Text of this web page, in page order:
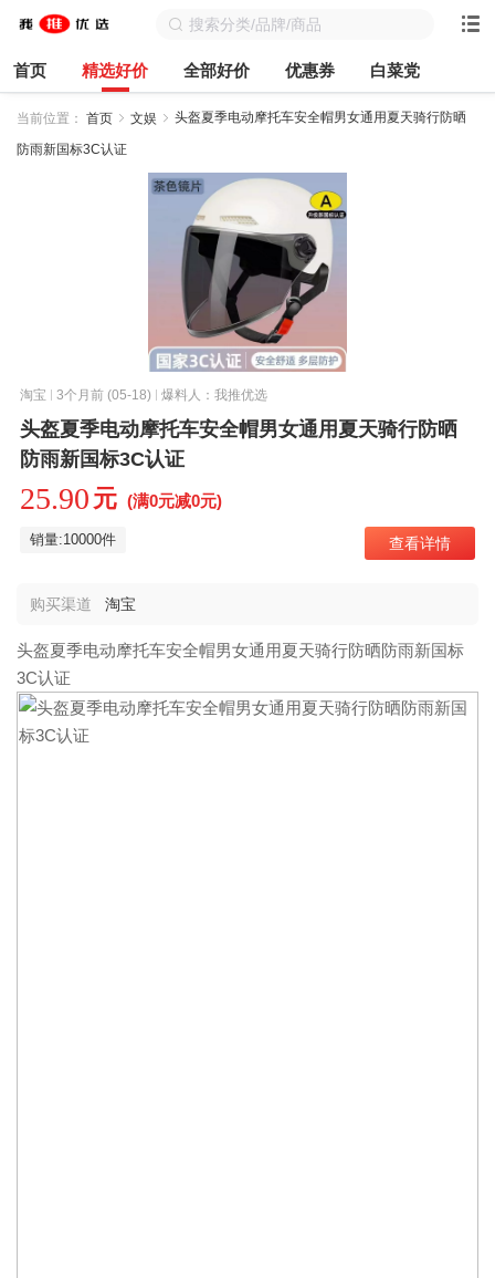
首页 精选好价 全部好价 优惠券 白菜党
当前位置： 首页 文娱 头盔夏季电动摩托车安全帽男女通用夏天骑行防晒
防雨新国标3C认证
淘宝 3个月前 (05-18) 爆料人：我推优选
头盔夏季电动摩托车安全帽男女通用夏天骑行防晒
防雨新国标3C认证
25.90 元 (满0元减0元)
销量:10000件 查看详情
购买渠道 淘宝
头盔夏季电动摩托车安全帽男女通用夏天骑行防晒防雨新国标
3C认证